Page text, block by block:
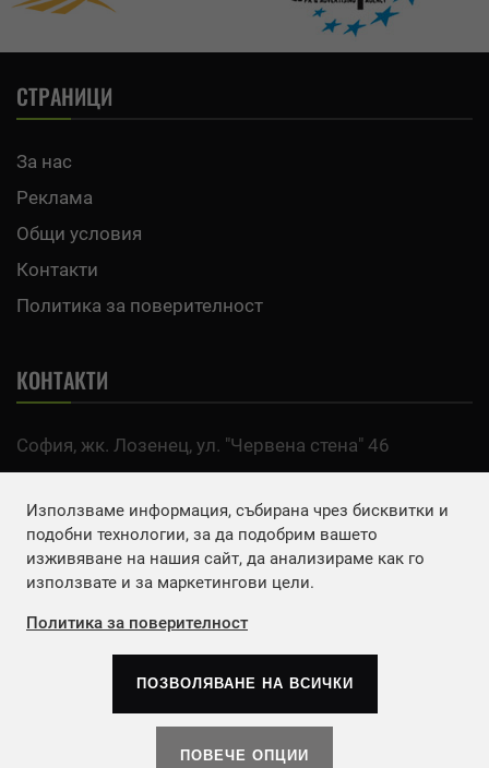
СТРАНИЦИ
За нас
Реклама
Общи условия
Контакти
Политика за поверителност
КОНТАКТИ
София, жк. Лозенец, ул. "Червена стена" 46
Email: office@agro.bg
FACEBOOK
Copyrights © 2026Агенция Европа ЕООД
права запазени.
Използваме информация, събирана чрез бисквитки и
подобни технологии, за да подобрим вашето
изживяване на нашия сайт, да анализираме как го
използвате и за маркетингови цели.
Политика за поверителност
ПОЗВОЛЯВАНЕ НА ВСИЧКИ
ПОВЕЧЕ ОПЦИИ